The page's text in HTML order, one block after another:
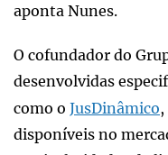
aponta Nunes.
O cofundador do
desenvolvidas
como o JusDinâmico,
disponíveis no